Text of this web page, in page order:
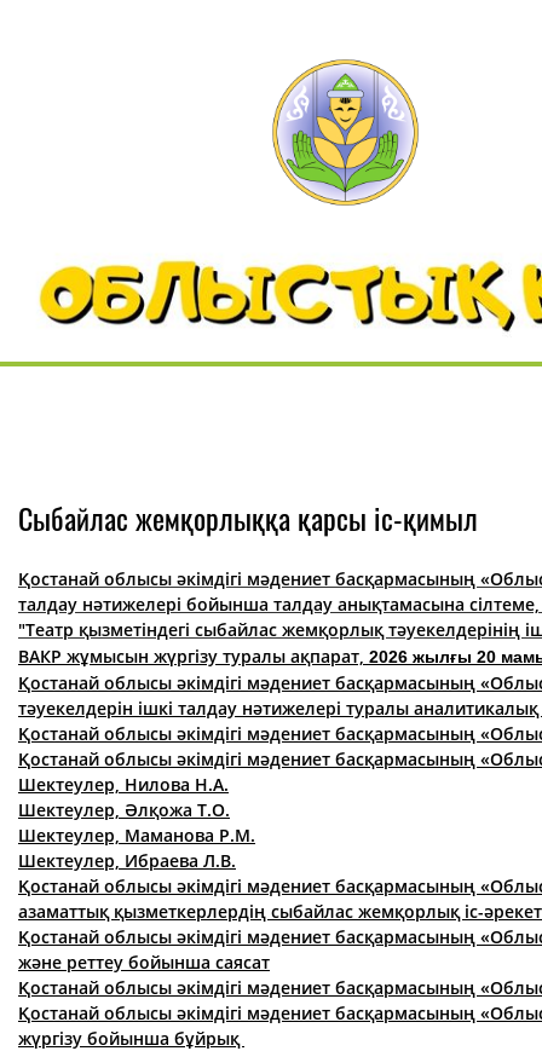
Сыбайлас жемқорлыққа қарсы іс-қимыл
Қостанай облысы әкімдігі мәдениет басқармасының
талдау нәтижелері бойынша талдау анықтамасына сі
"Театр қызметіндегі сыбайлас жемқорлық тәуекелдерінің
ВАКР жұмысын жүргізу туралы ақпарат, 2026 жылғы 20
Қостанай облысы әкімдігі мәдениет басқармасының
тәуекелдерін ішкі талдау нәтижелері туралы
Қостанай облысы әкімдігі мәдениет басқармасының
Қостанай облысы әкімдігі мәдениет басқармасының
Шектеулер, Нилова Н.А.
Шектеулер, Әлқожа Т.О.
Шектеулер, Маманова Р.М.
Шектеулер, Ибраева Л.В.
Қостанай облысы әкімдігі мәдениет басқармасының
азаматтық қызметкерлердің сыбайлас жемқорлық іс-
Қостанай облысы әкімдігі мәдениет басқармасының
және реттеу бойынша саясат
Қостанай облысы әкімдігі мәдениет басқармасының
Қостанай облысы әкімдігі мәдениет басқармасының
жүргізу бойынша бұйрық